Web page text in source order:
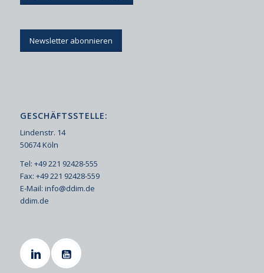
Newsletter abonnieren
GESCHÄFTSSTELLE:
Lindenstr. 14
50674 Köln
Tel: +49 221 92428-555
Fax: +49 221 92428-559
E-Mail: info@ddim.de
ddim.de